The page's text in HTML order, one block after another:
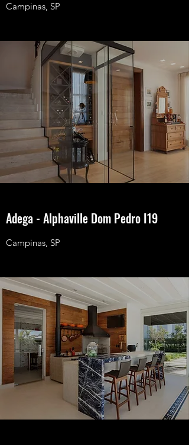
Campinas, SP
Adega - Alphaville Dom Pedro I19
Campinas, SP